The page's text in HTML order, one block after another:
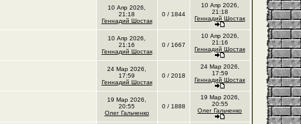
10 Апр 2026,
21:18
Геннадий Шостак
0 / 1844
10 Апр 2026,
21:18
Геннадий Шостак
10 Апр 2026,
21:16
Геннадий Шостак
0 / 1667
10 Апр 2026,
21:16
Геннадий Шостак
24 Мар 2026,
17:59
Геннадий Шостак
0 / 2018
24 Мар 2026,
17:59
Геннадий Шостак
19 Мар 2026,
20:55
Олег Гальченко
0 / 1888
19 Мар 2026,
20:55
Олег Гальченко